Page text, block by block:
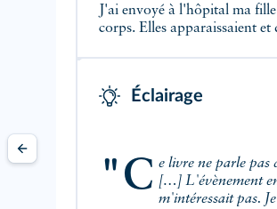
J'ai envoyé à l'hôpital ma
corps. Elles apparaissaient
Éclairage
"Ce livre ne parle
[…] L'évènement
m'intéressait pas.